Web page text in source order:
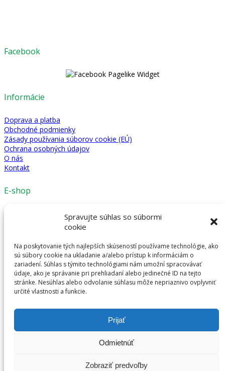
Spravujte súhlas so súbormi
cookie
Na poskytovanie tých najlepších skúseností používame technológie, ako
sú súbory cookie na ukladanie a/alebo prístup k informáciám o
zariadení. Súhlas s týmito technológiami nám umožní spracovávať
údaje, ako je správanie pri prehliadaní alebo jedinečné ID na tejto
stránke. Nesúhlas alebo odvolanie súhlasu môže nepriaznivo ovplyvniť
určité vlastnosti a funkcie.
Prijať
Odmietnúť
Zobraziť predvoľby
Facebook
Informácie
Doprava a platba
Obchodné podmienky
Zásady používania súborov cookie (EÚ)
Ochrana osobných údajov
O nás
Kontakt
E-shop
Mechanické modely
Antistresové kľúčenky
Ostatné
Kontakt
afes s.r.o.
841 02 Bratislava
© 2020 Zlozto.sk | Všetky práva vyhradené | Tvorba stránok